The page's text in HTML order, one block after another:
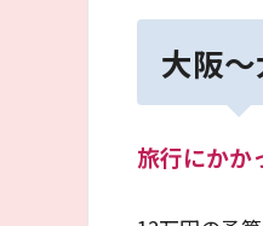
大阪
旅行にかか